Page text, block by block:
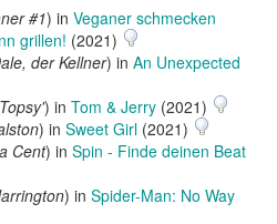
#1) in Veganer schmecken
grillen! (2021)
der Kellner) in An Unexpected
) in Tom & Jerry (2021)
) in Sweet Girl (2021)
Cent) in Spin - Finde deinen Beat
) in Spider-Man: No Way